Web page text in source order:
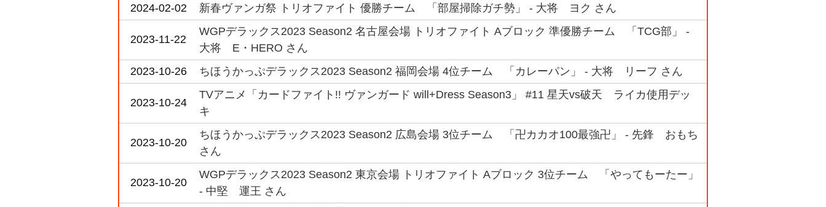
2024-02-02
新春ヴァンガ祭 トリオファイト 優勝チーム 「部屋掃除ガチ勢」 - 大将 ヨク さん
2023-11-22
WGPデラックス2023 Season2 名古屋会場 トリオファイト Aブロック 準優勝チーム 「TCG部」 -
大将 E・HERO さん
2023-10-26
ちほうかっぷデラックス2023 Season2 福岡会場 4位チーム 「カレーパン」 - 大将 リーフ さん
2023-10-24
TVアニメ「カードファイト!! ヴァンガード will+Dress Season3」 #11 星天vs破天 ライカ使用デッ
キ
2023-10-20
ちほうかっぷデラックス2023 Season2 広島会場 3位チーム 「卍カカオ100最強卍」 - 先鋒 おもち
さん
2023-10-20
WGPデラックス2023 Season2 東京会場 トリオファイト Aブロック 3位チーム 「やってもーたー」
- 中堅 運王 さん